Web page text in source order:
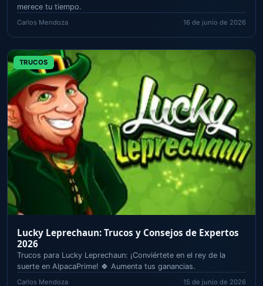
RESEÑA
Frutz: Reseña Completa y Opinión 2026